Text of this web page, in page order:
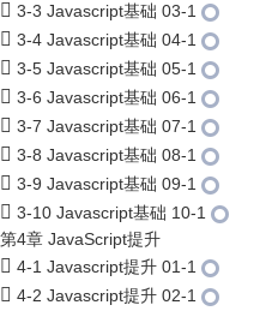
3-3 Javascript基础 03-1
3-4 Javascript基础 04-1
3-5 Javascript基础 05-1
3-6 Javascript基础 06-1
3-7 Javascript基础 07-1
3-8 Javascript基础 08-1
3-9 Javascript基础 09-1
3-10 Javascript基础 10-1
第4章 JavaScript提升
4-1 Javascript提升 01-1
4-2 Javascript提升 02-1